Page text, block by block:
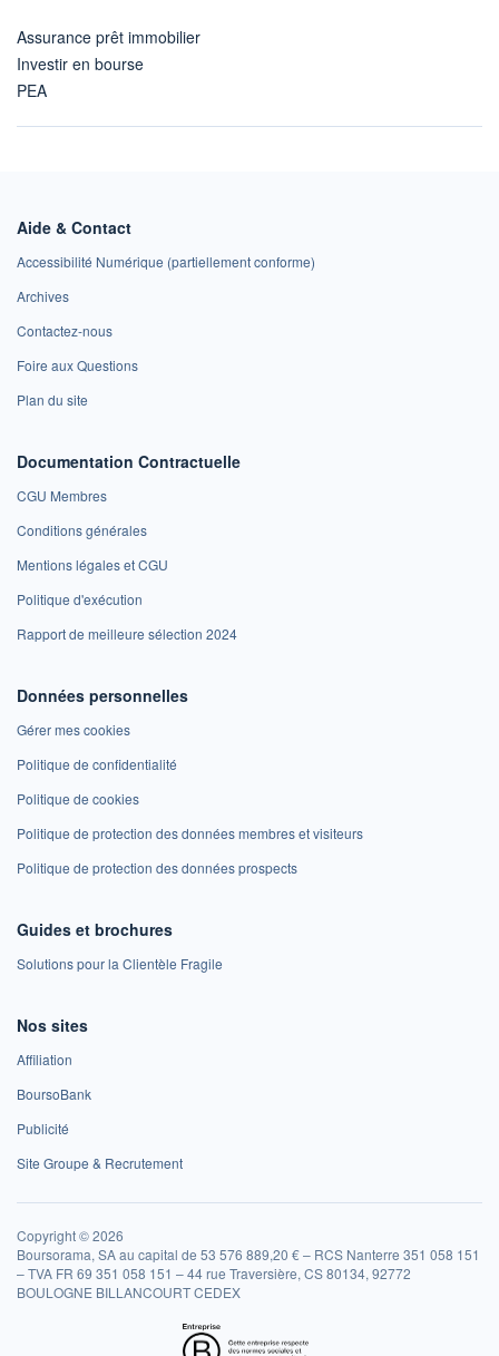
Assurance prêt immobilier
Investir en bourse
PEA
Aide & Contact
Accessibilité Numérique (partiellement conforme)
Archives
Contactez-nous
Foire aux Questions
Plan du site
Documentation Contractuelle
CGU Membres
Conditions générales
Mentions légales et CGU
Politique d'exécution
Rapport de meilleure sélection 2024
Données personnelles
Gérer mes cookies
Politique de confidentialité
Politique de cookies
Politique de protection des données membres et visiteurs
Politique de protection des données prospects
Guides et brochures
Solutions pour la Clientèle Fragile
Nos sites
Affiliation
BoursoBank
Publicité
Site Groupe & Recrutement
Copyright © 2026
Boursorama, SA au capital de 53 576 889,20 € – RCS Nanterre 351 058 151
– TVA FR 69 351 058 151 – 44 rue Traversière, CS 80134, 92772
BOULOGNE BILLANCOURT CEDEX